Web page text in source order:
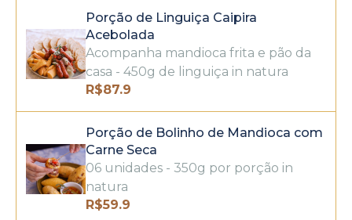
Porção de Linguiça Caipira
Acebolada
Acompanha mandioca frita e pão da
casa - 450g de linguiça in natura
R$87.9
Porção de Bolinho de Mandioca com
Carne Seca
06 unidades - 350g por porção in
natura
R$59.9